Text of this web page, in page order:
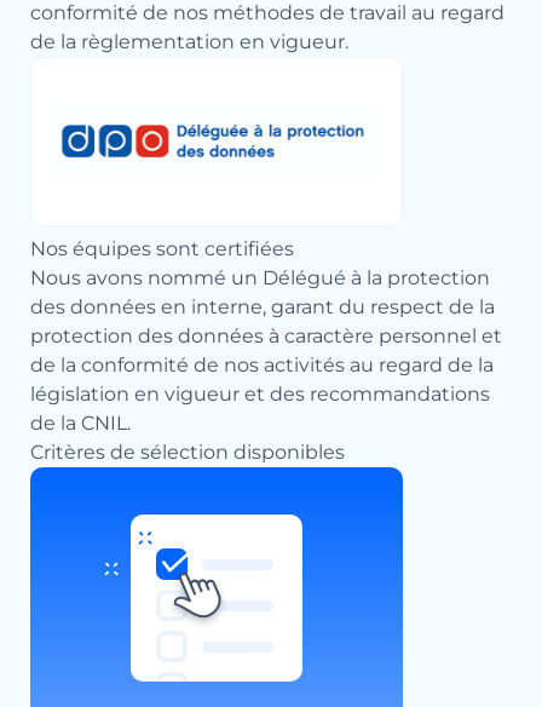
conformité de nos méthodes de travail au regard
de la règlementation en vigueur.
Nos équipes sont certifiées
Nous avons nommé un Délégué à la protection
des données en interne, garant du respect de la
protection des données à caractère personnel et
de la conformité de nos activités au regard de la
législation en vigueur et des recommandations
de la CNIL.
Critères de sélection disponibles